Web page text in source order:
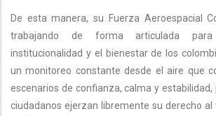
De esta manera, su Fuerza Aeroespacial
trabajando de forma articulada
institucionalidad y el bienestar de los
un monitoreo constante desde el aire que
escenarios de confianza, calma y
ciudadanos ejerzan libremente su derecho al